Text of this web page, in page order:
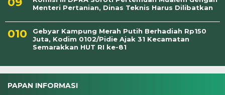
Menteri Pertanian, Dinas Teknis Harus Dilibatkan
Gebyar Kampung Merah Putih Berhadiah Rp150
Juta, Kodim 0102/Pidie Ajak 31 Kecamatan
Semarakkan HUT RI ke-81
PAPAN INFORMASI